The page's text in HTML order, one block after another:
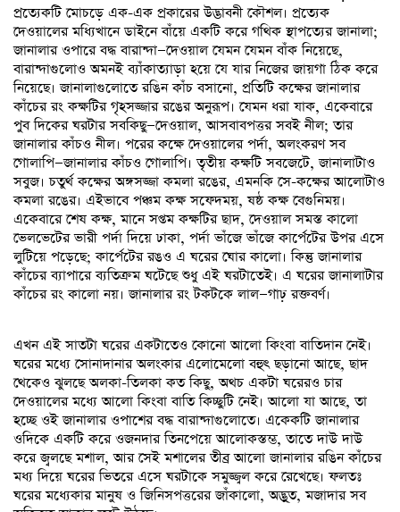
প্রত্যেকটি মোচড়ে এক-এক প্রকারের উদ্ভাবনী কৌশল। প্রত্যেক
দেওয়ালের মধ্যিখানে ডাইনে বাঁয়ে একটি করে গথিক স্থাপত্যের জানালা;
জানালার ওপারে বদ্ধ বারান্দা—দেওয়াল যেমন যেমন বাঁক নিয়েছে,
বারান্দাগুলোও অমনই ব্যাঁকাত্যাড়া হয়ে যে যার নিজের জায়গা ঠিক করে
নিয়েছে। জানালাগুলোতে রঙিন কাঁচ বসানো, প্রতিটি কক্ষের জানালার
কাঁচের রং কক্ষটির গৃহসজ্জার রঙের অনুরূপ। যেমন ধরা যাক, একেবারে
পুব দিকের ঘরটার সবকিছু—দেওয়াল, আসবাবপত্তর সবই নীল; তার
জানালার কাঁচও নীল। পরের কক্ষে দেওয়ালের পর্দা, অলংকরণ সব
গোলাপি—জানালার কাঁচও গোলাপি। তৃতীয় কক্ষটি সবজেটে, জানালাটাও
সবুজ। চতুর্থ কক্ষের অঙ্গসজ্জা কমলা রঙের, এমনকি সে-কক্ষের আলোটাও
কমলা রঙের। এইভাবে পঞ্চম কক্ষ সফেদময়, ষষ্ঠ কক্ষ বেগুনিময়।
একেবারে শেষ কক্ষ, মানে সপ্তম কক্ষটির ছাদ, দেওয়াল সমস্ত কালো
ভেলভেটের ভারী পর্দা দিয়ে ঢাকা, পর্দা ভাঁজে ভাঁজে কার্পেটের উপর এসে
লুটিয়ে পড়েছে; কার্পেটের রঙও এ ঘরের ঘোর কালো। কিন্তু জানালার
কাঁচের ব্যাপারে ব্যতিক্রম ঘটেছে শুধু এই ঘরটাতেই। এ ঘরের জানালাটার
কাঁচের রং কালো নয়। জানালার রং টকটকে লাল—গাঢ় রক্তবর্ণ।
এখন এই সাতটা ঘরের একটাতেও কোনো আলো কিংবা বাতিদান নেই।
ঘরের মধ্যে সোনাদানার অলংকার এলোমেলো বহুৎ ছড়ানো আছে, ছাদ
থেকেও ঝুলছে অলকা-তিলকা কত কিছু, অথচ একটা ঘরেরও চার
দেওয়ালের মধ্যে আলো কিংবা বাতি কিচ্ছুটি নেই। আলো যা আছে, তা
হচ্ছে ওই জানালার ওপাশের বদ্ধ বারান্দাগুলোতে। একেকটি জানালার
ওদিকে একটি করে ওজনদার তিনপেয়ে আলোকস্তম্ভ, তাতে দাউ দাউ
করে জ্বলছে মশাল, আর সেই মশালের তীব্র আলো জানালার রঙিন কাঁচের
মধ্য দিয়ে ঘরের ভিতরে এসে ঘরটাকে সমুজ্জ্বল করে রেখেছে। ফলতঃ
ঘরের মধ্যেকার মানুষ ও জিনিসপত্তরের জাঁকালো, অদ্ভু্ত, মজাদার সব